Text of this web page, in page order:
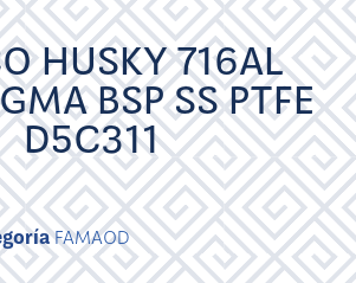
HUSKY 716AL
BSP SS PTFE
D5C311
FAMAOD